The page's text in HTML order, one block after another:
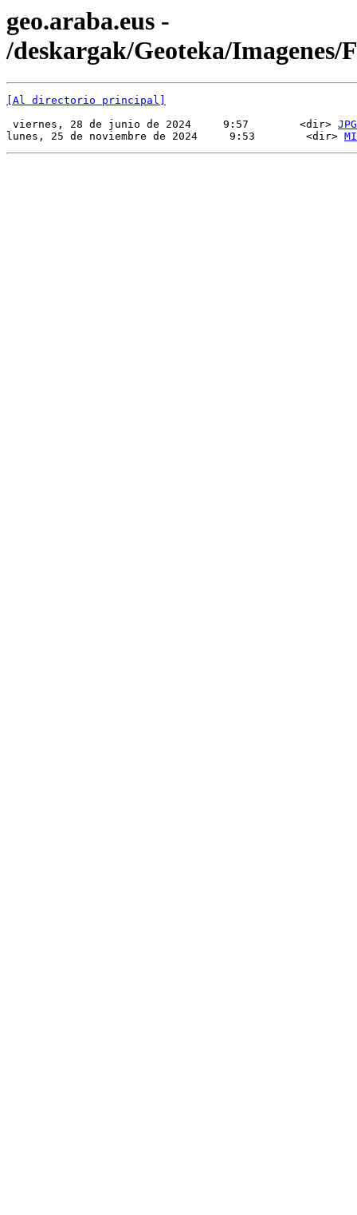
geo.araba.eus -
/deskargak/Geoteka/Imagenes/
[Al directorio principal]
viernes, 28 de junio de 2024     9:57        <dir> JPG
lunes, 25 de noviembre de 2024     9:53        <dir>